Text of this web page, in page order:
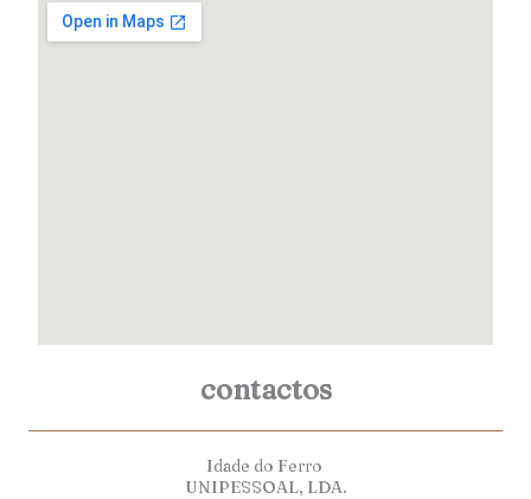
contactos
Idade do Ferro
UNIPESSOAL, LDA.